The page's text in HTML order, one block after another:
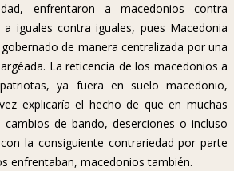
enfrentaron a macedonios contra
iguales contra iguales, pues Macedonia
de manera centralizada por una
La reticencia de los macedonios a
ya fuera en suelo macedonio,
explicaría el hecho de que en muchas
de bando, deserciones o incluso
la consiguiente contrariedad por parte
enfrentaban, macedonios también.